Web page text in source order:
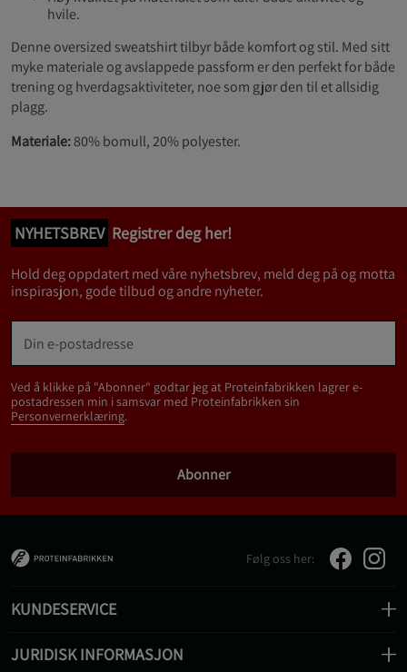
hvile.
Denne oversized sweatshirt tilbyr både komfort og stil. Med sitt
myke materiale og avslappede passform er den perfekt for både
trening og hverdagsaktiviteter, noe som gjør den til et allsidig
plagg.
Materiale:80% bomull, 20% polyester.
NYHETSBREV Registrer deg her!
Hold deg oppdatert med våre nyhetsbrev, meld deg på og motta
inspirasjon, gode tilbud og andre nyheter.
Ved å klikke på "Abonner" godtar jeg at Proteinfabrikken lagrer e-
postadressen min i samsvar med Proteinfabrikken sin
Personvernerklæring.
Abonner
Følg oss her:
KUNDESERVICE
JURIDISK INFORMASJON